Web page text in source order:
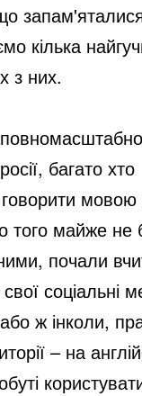
кілька
з них.
багато хто
мовою
майже не
почали
соціальні
ж інколи,
– на